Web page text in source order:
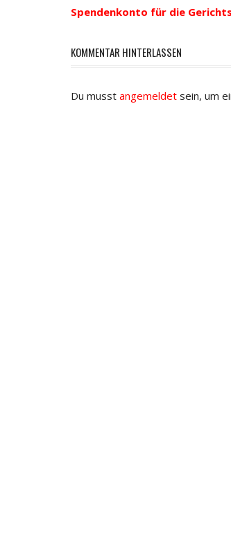
Navigation
Spendenkonto für die
KOMMENTAR HINTERLASSEN
Du musst angemeldet sein, um